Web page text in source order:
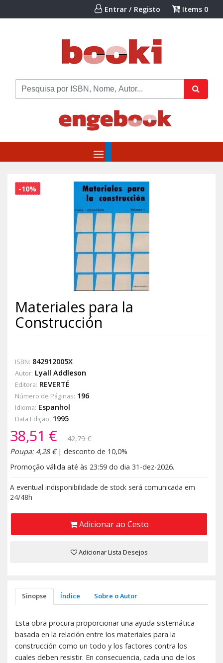
Entrar / Registo Items 0
-10%
Materiales para la
Construcción
ISBN: 842912005X
Autor: Lyall Addleson
Editora: REVERTÉ
Número de Páginas: 196
Idioma: Espanhol
Data Edição: 1995
38,51 €
42,79 €
Poupa: 4,28 €| desconto de 10,0%
Promoção válida até às 23:59 do dia 31-dez-2026.
A eventual indisponibilidade de stock será comunicada em
24/48h
Adicionar ao Cesto
Adicionar Lista Desejos
Sinopse Índice Sobre o Autor
Esta obra procura proporcionar una ayuda sistemática
basada en la relación entre los materiales para la
construcción como un todo y los factores contra los
cuales deben resistir. En consecuencia, cada uno de los